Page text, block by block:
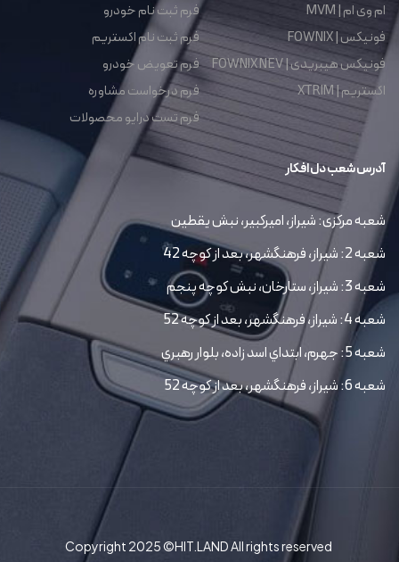
ام وی ام | MVM
فونیکس | FOWNIX
فونیکس هیبریدی | FOWNIX NEV
اکستریم | XTRIM
فرم ثبت نام خودرو
فرم ثبت نام اکستریم
فرم تعویض خودرو
فرم درخواست مشاوره
فرم تست درایو محصولات
آدرس شعب دل افکار
شعبه مرکزی: شیراز، امیرکبیر، نبش یقطین
شعبه 2: شیراز، فرهنگشهر، بعد از کوچه 42
شعبه 3: شیراز، ستارخان، نبش کوچه پنجم
شعبه 4: شیراز، فرهنگشهر، بعد از کوچه 52
شعبه 5: جهرم، ابتداي اسد زاده، بلوار رهبري
شعبه 6: شیراز، فرهنگشهر، بعد از کوچه 52